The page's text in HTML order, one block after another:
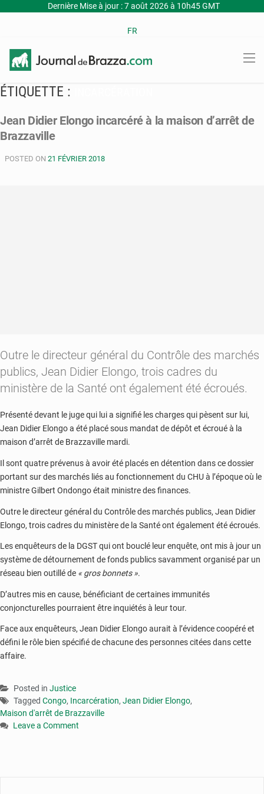
Dernière Mise à jour : 7 août 2026 à 10h45 GMT
FR
ÉTIQUETTE :
Jean Didier Elongo incarcéré à la maison d’arrêt de
Brazzaville
POSTED ON 21 FÉVRIER 2018
Outre le directeur général du Contrôle des marchés
publics, Jean Didier Elongo, trois cadres du
ministère de la Santé ont également été écroués.
Présenté devant le juge qui lui a signifié les charges qui pèsent sur lui,
Jean Didier Elongo a été placé sous mandat de dépôt et écroué à la
maison d’arrêt de Brazzaville mardi.
Il sont quatre prévenus à avoir été placés en détention dans ce dossier
portant sur des marchés liés au fonctionnement du CHU à l’époque où le
ministre Gilbert Ondongo était ministre des finances.
Outre le directeur général du Contrôle des marchés publics, Jean Didier
Elongo, trois cadres du ministère de la Santé ont également été écroués.
Les enquêteurs de la DGST qui ont bouclé leur enquête, ont mis à jour un
système de détournement de fonds publics savamment organisé par un
réseau bien outillé de « gros bonnets ».
D’autres mis en cause, bénéficiant de certaines immunités
conjoncturelles pourraient être inquiétés à leur tour.
Face aux enquêteurs, Jean Didier Elongo aurait à l’évidence coopéré et
défini le rôle bien spécifié de chacune des personnes citées dans cette
affaire.
Posted in Justice
Tagged Congo, Incarcération, Jean Didier Elongo,
Maison d'arrêt de Brazzaville
Leave a Comment